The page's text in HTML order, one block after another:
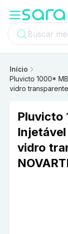
Início
Pluvicto 1000*
vidro transparente
Pluvicto
vidro